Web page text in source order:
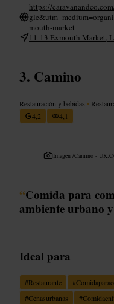
https://
mouth-market
11-13 Exmouth Market,
Camino
Restauración y bebidas •
4,2
4,1
Imagen /Camino -
“Comida para
ambiente urbano
Ideal para
#Restaurante #
#Cenasurbanas #